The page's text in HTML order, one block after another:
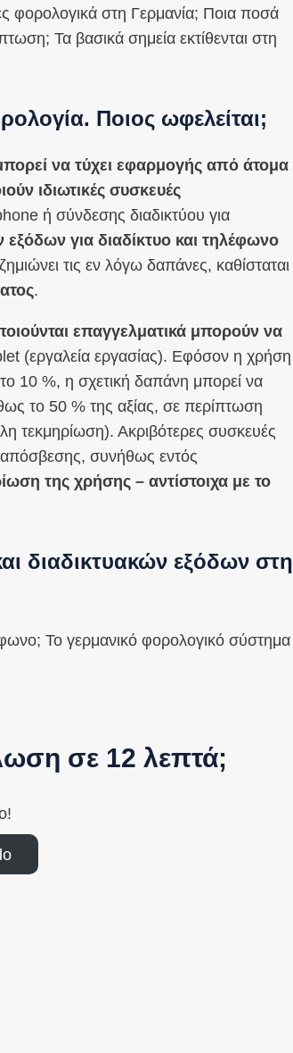
φορολογικά στη Γερμανία; Ποια ποσά
Τα βασικά σημεία εκτίθενται στη
Ποιος ωφελείται;
να τύχει εφαρμογής από άτομα
ιδιωτικές συσκευές
ή σύνδεσης διαδικτύου για
για διαδίκτυο και τηλέφωνο
τις εν λόγω δαπάνες, καθίσταται
.
επαγγελματικά μπορούν να
(εργαλεία εργασίας). Εφόσον η χρήση
10 %, η σχετική δαπάνη μπορεί να
το 50 % της αξίας, σε περίπτωση
τεκμηρίωση). Ακριβότερες συσκευές
συνήθως εντός
της χρήσης – αντίστοιχα με το
διαδικτυακών εξόδων στη
Το γερμανικό φορολογικό σύστημα
σε 12 λεπτά;